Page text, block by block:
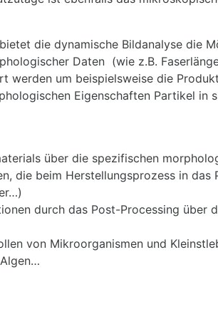
die dynamische Bildanalyse die
Daten (wie z.B.
um beispielsweise die
Eigenschaften Partikel in
über die spezifischen
die beim Herstellungsprozess in das
durch das Post-Processing über
von Mikroorganismen und